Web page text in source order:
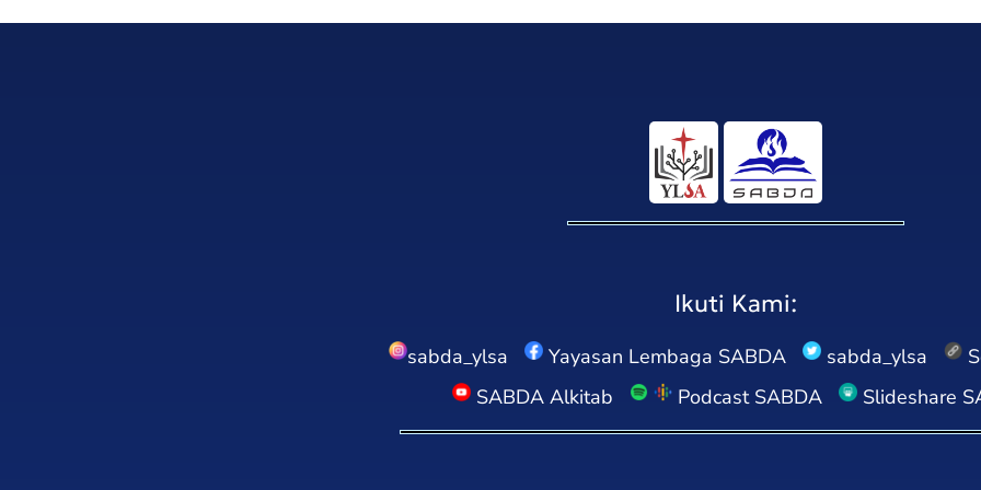
Ikuti Kami:
sabda_ylsa Yayasan Lembaga SABDA sabda_ylsa
SABDA Alkitab
Podcast SABDA Slideshare